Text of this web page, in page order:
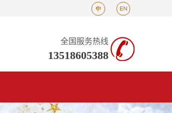
全国服务热线
13518605388